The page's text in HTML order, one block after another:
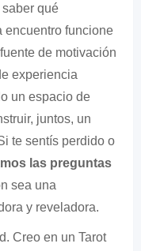
qué
encuentro funcione
de motivación
experiencia
un espacio de
juntos, un
te sentís perdido o
las preguntas
sea una
y reveladora.
Creo en un Tarot